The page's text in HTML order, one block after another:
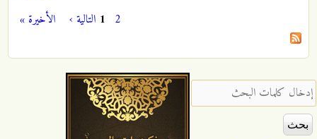
الصفحات 1 2 التالية › الأخيرة »
‏إدخال كلمات البحث ‏